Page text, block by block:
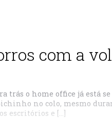
com a
trás o home office já está
no colo, mesmo
escritórios e […]